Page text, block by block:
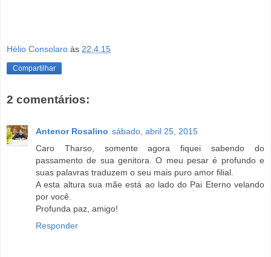
Hélio Consolaro às 22.4.15
Compartilhar
2 comentários:
Antenor Rosalino sábado, abril 25, 2015
Caro Tharso, somente agora fiquei sabendo do
passamento de sua genitora. O meu pesar é profundo e
suas palavras traduzem o seu mais puro amor filial.
A esta altura sua mãe está ao lado do Pai Eterno velando
por você.
Profunda paz, amigo!
Responder